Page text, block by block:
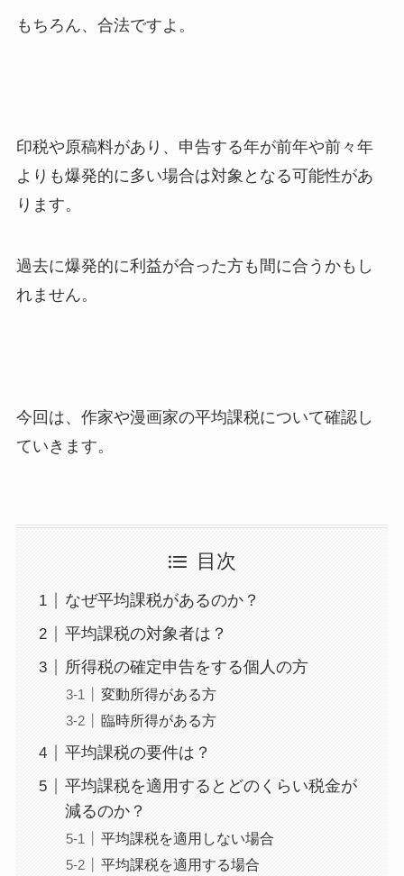
もちろん、合法ですよ。
印税や原稿料があり、申告する年が前年や前々年
よりも爆発的に多い場合は対象となる可能性があ
ります。
過去に爆発的に利益が合った方も間に合うかもし
れません。
今回は、作家や漫画家の平均課税について確認し
ていきます。
目次
なぜ平均課税があるのか？
平均課税の対象者は？
所得税の確定申告をする個人の方
変動所得がある方
臨時所得がある方
平均課税の要件は？
平均課税を適用するとどのくらい税金が
減るのか？
平均課税を適用しない場合
平均課税を適用する場合